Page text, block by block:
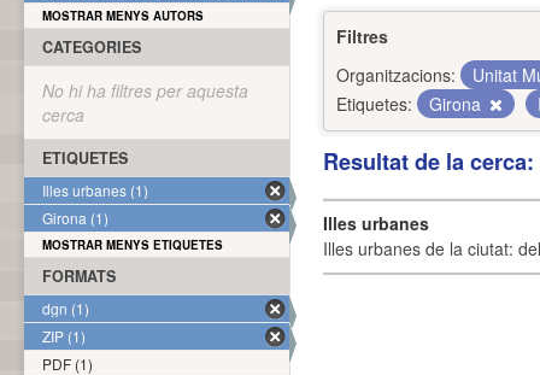
Filtres
Organitzacions:
Unitat
Etiquetes:
Girona
Resultat de la
Illes urbanes
Illes urbanes de la ciutat:
MOSTRAR MENYS AUTORS
CATEGORIES
No hi ha filtres per aquesta
cerca
ETIQUETES
Illes urbanes (1)
Girona (1)
MOSTRAR MENYS ETIQUETES
FORMATS
dgn (1)
ZIP (1)
PDF (1)